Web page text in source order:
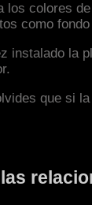
los colores
como
instalado la
que si